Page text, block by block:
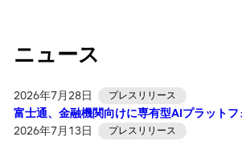
ニュース
2026年7月28日 プレスリリース
富士通、金融機関向けに専有型AIプラット
2026年7月13日
プレスリリース